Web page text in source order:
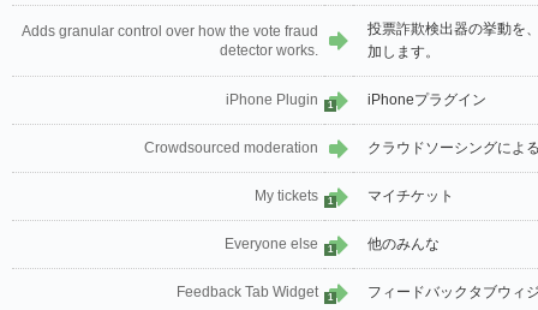
Adds granular control over how the vote fraud
detector works.
投票詐欺検出器の挙動を
加します。
iPhone Plugin 1 iPhoneプラグイン
Crowdsourced moderation クラウドソーシングによ
My tickets 1 マイチケット
Everyone else 1 他のみんな
Feedback Tab Widget 1 フィードバックタブウィ